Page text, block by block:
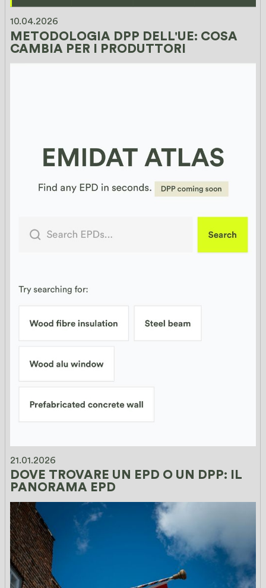
10.04.2026
METODOLOGIA DPP DELL'UE: COSA
CAMBIA PER I PRODUTTORI
21.01.2026
DOVE TROVARE UN EPD O UN DPP: IL
PANORAMA EPD